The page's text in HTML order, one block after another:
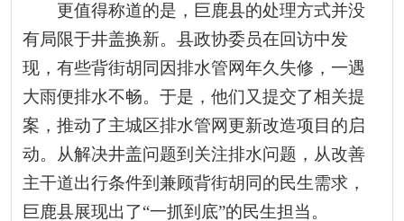
更值得称道的是，巨鹿县的处理方式并没
有局限于井盖换新。县政协委员在回访中发
现，有些背街胡同因排水管网年久失修，一遇
大雨便排水不畅。于是，他们又提交了相关提
案，推动了主城区排水管网更新改造项目的启
动。从解决井盖问题到关注排水问题，从改善
主干道出行条件到兼顾背街胡同的民生需求，
巨鹿县展现出了“一抓到底”的民生担当。